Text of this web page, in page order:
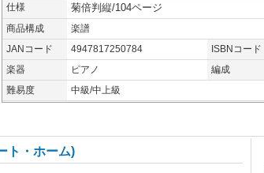
仕様
菊倍判縦/104ページ
商品構成
楽譜
JANコード
4947817250784 ISBNコード
楽器
ピアノ 編成
難易度
中級/中上級
ト・ホーム)